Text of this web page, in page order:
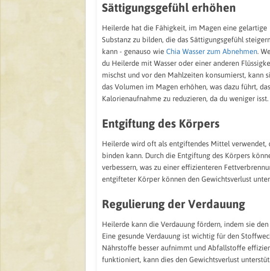
Sättigungsgefühl erhöhen
Heilerde hat die Fähigkeit, im Magen eine gelartige
Substanz zu bilden, die das Sättigungsgefühl
kann - genauso wie Chia Wasser zum Abnehmen.
du Heilerde mit Wasser oder einer anderen
mischst und vor den Mahlzeiten konsumierst, kann
das Volumen im Magen erhöhen, was dazu führt,
Kalorienaufnahme zu reduzieren, da du weniger isst.
Entgiftung des Körpers
Heilerde wird oft als entgiftendes Mittel
binden kann. Durch die Entgiftung des Körpers
verbessern, was zu einer effizienteren
entgifteter Körper können den Gewichtsverlust
Regulierung der Verdauung
Heilerde kann die Verdauung fördern, indem sie
Eine gesunde Verdauung ist wichtig für den
Nährstoffe besser aufnimmt und Abfallstoffe
funktioniert, kann dies den Gewichtsverlust